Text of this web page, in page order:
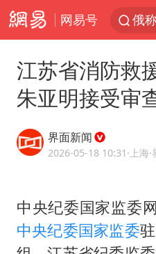
网易号
杭
白
新
江苏省消防救
朱亚明接受审
界面新闻
2026-05-18 10:31 ·上海
中央纪委国家监委
中央纪委国家监委